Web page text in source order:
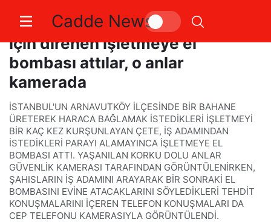
Cadde News
Arnavutköy’de haraç vermemek
için direnen işletmeye el
bombası attılar, o anlar
kamerada
İSTANBUL'UN ARNAVUTKÖY İLÇESİNDE BİR BAHANE
ÜRETEREK HARACA BAĞLAMAK İSTEDİKLERİ İŞLETMEYİ
BİR KAÇ KEZ KURŞUNLAYAN ÇETE, İŞ ADAMINDAN
İSTEDİKLERİ PARAYI ALAMAYINCA İŞLETMEYE EL
BOMBASI ATTI. YAŞANILAN KORKU DOLU ANLAR
GÜVENLİK KAMERASI TARAFINDAN GÖRÜNTÜLENİRKEN,
ŞAHISLARIN İŞ ADAMINI ARAYARAK BİR SONRAKİ EL
BOMBASINI EVİNE ATACAKLARINI SÖYLEDİKLERİ TEHDİT
KONUŞMALARINI İÇEREN TELEFON KONUŞMALARI DA
CEP TELEFONU KAMERASIYLA GÖRÜNTÜLENDİ.